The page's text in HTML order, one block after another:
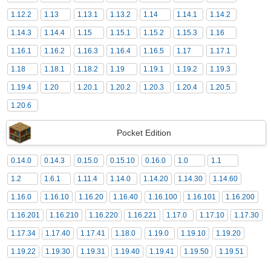
1.12.2 1.13 1.13.1 1.13.2 1.14 1.14.1 1.14.2
1.14.3 1.14.4 1.15 1.15.1 1.15.2 1.15.3 1.16
1.16.1 1.16.2 1.16.3 1.16.4 1.16.5 1.17 1.17.1
1.18 1.18.1 1.18.2 1.19 1.19.1 1.19.2 1.19.3
1.19.4 1.20 1.20.1 1.20.2 1.20.3 1.20.4 1.20.5
1.20.6
Pocket Edition
0.14.0 0.14.3 0.15.0 0.15.10 0.16.0 1.0 1.1
1.2 1.6.1 1.11.4 1.14.0 1.14.20 1.14.30 1.14.60
1.16.0 1.16.10 1.16.20 1.16.40 1.16.100 1.16.101 1.16.200
1.16.201 1.16.210 1.16.220 1.16.221 1.17.0 1.17.10 1.17.30
1.17.34 1.17.40 1.17.41 1.18.0 1.19.0 1.19.10 1.19.20
1.19.22 1.19.30 1.19.31 1.19.40 1.19.41 1.19.50 1.19.51